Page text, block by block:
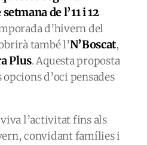
de l’11 i 12
d’hivern del
també l’N’Boscat,
Plus. Aquesta proposta
d’oci pensades
l’activitat fins als
convidant famílies i